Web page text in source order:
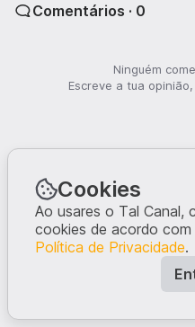
Comentários · 0
Ninguém
Escreve a tua
Cookies
Ao usares o Tal Canal,
cookies de acordo com
Política de Privacidade.